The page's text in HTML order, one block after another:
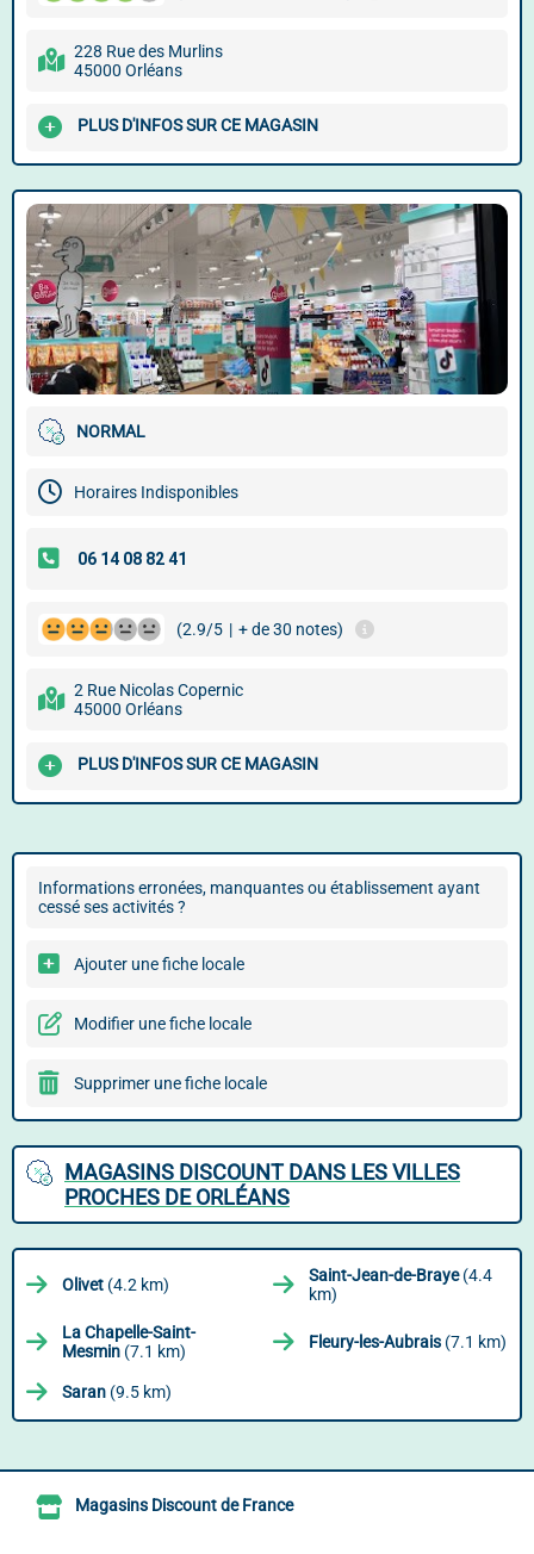
228 Rue des Murlins
45000 Orléans
PLUS D'INFOS SUR CE MAGASIN
NORMAL
Horaires Indisponibles
(2.9/5 | + de 30 notes)
2 Rue Nicolas Copernic
45000 Orléans
PLUS D'INFOS SUR CE MAGASIN
Informations erronées, manquantes ou établissement ayant
cessé ses activités ?
Ajouter une fiche locale
Modifier une fiche locale
Supprimer une fiche locale
MAGASINS DISCOUNT DANS LES VILLES
PROCHES DE ORLÉANS
Olivet (4.2 km) Saint-Jean-de-Braye(4.4
km)
La Chapelle-Saint-
Mesmin (7.1 km) Fleury-les-Aubrais (7.1 km)
Saran (9.5 km)
Magasins Discount de France